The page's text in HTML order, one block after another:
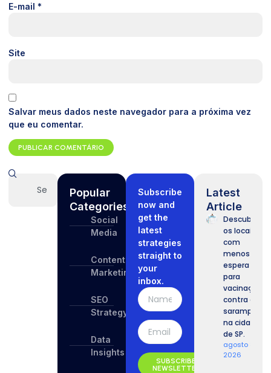
E-mail *
Site
Salvar meus dados neste navegador para a próxima vez
que eu comentar.
Popular
Categories
Social
Media
Content
Marketing
SEO
Strategy
Data
Insights
Subscribe
now and
get the
latest
strategies
straight to
your
inbox.
SUBSCRIBE
NEWSLETTER
Latest
Article
Descubra
os locais
com
menos
espera
para
vacinação
contra o
sarampo
na cidade
de SP.
agosto 8,
2026